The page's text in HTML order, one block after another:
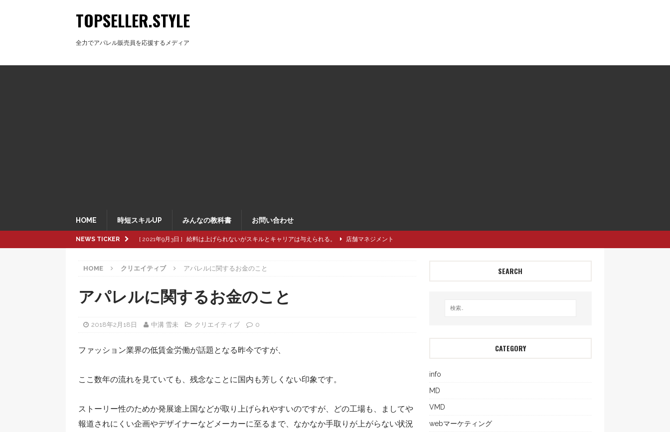
TOPSELLER.STYLE
全力でアパレル販売員を応援するメディア
HOME 時短スキルUP みんなの教科書 お問い合わせ
NEWS TICKER [ 2021年9月3日 ] 給料は上げられないがスキルとキャリアは与えられる。 店舗マネジメント
[ 2021年8月8日 ] 退職交渉中に強い引き留め。どうする？
[ 2021年8月6日 ] 転職活動で大事にしたい5つのステップ
[ 2021年9月16日 ] pop upで独自性と費用削減を同時に成立させるには？
HOME クリエイティブ アパレルに関するお金のこと
アパレルに関するお金のこと
2018年2月18日 中溝 雪未 クリエイティブ 0
ファッション業界の低賃金労働が話題となる昨今ですが、
ここ数年の流れを見ていても、残念なことに国内も芳しくない印象です。
ストーリー性のためか発展途上国などが取り上げられやすいのですが、どの工場も、ましてや
報道されにくい企画やデザイナーなどメーカーに至るまで、なかなか手取りが上がらない状況
SEARCH
CATEGORY
info
MD
VMD
webマーケティング